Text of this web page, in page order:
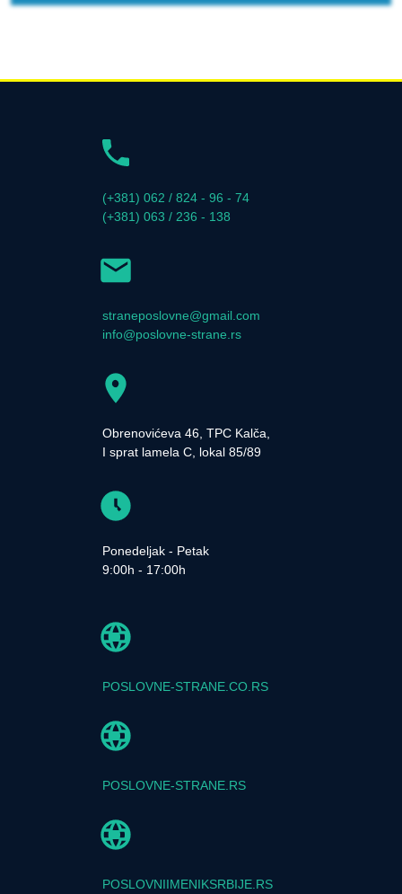
(+381) 062 / 824 - 96 - 74
(+381) 063 / 236 - 138
straneposlovne@gmail.com
info@poslovne-strane.rs
Obrenovićeva 46, TPC Kalča,
I sprat lamela C, lokal 85/89
Ponedeljak - Petak
9:00h - 17:00h
POSLOVNE-STRANE.CO.RS
POSLOVNE-STRANE.RS
POSLOVNIIMENIKSRBIJE.RS